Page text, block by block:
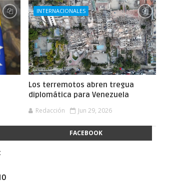
INTERNACIONALES
Los terremotos abren tregua
diplomática para Venezuela
Redacción Jun 29, 2026
FACEBOOK